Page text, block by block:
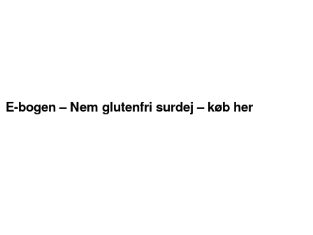
E-bogen – Nem glutenfri surdej – køb her